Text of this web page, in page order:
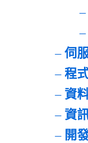
伺
程
資
資
開